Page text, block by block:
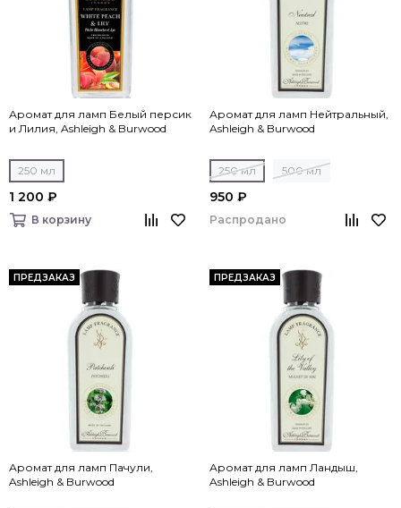
Аромат для ламп Белый персик
и Лилия, Ashleigh & Burwood
250 мл
1 200 ₽
В корзину
Аромат для ламп Нейтральный,
Ashleigh & Burwood
250 мл 500 мл
950 ₽
Распродано
ПРЕДЗАКАЗ
Аромат для ламп Пачули,
Ashleigh & Burwood
ПРЕДЗАКАЗ
Аромат для ламп Ландыш,
Ashleigh & Burwood